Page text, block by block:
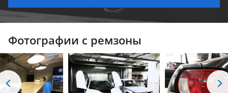
Фотографии с ремзоны